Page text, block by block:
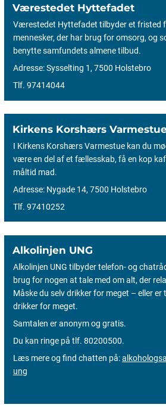
Værestedet Hyttefadet
Værestedet Hyttefadet tilbyder et fristed
mennesker, der har brug for omsorg, og
benytte samfundets almene tilbud.
Adresse: Sysselting 1, 7500 Holstebro
Tlf. 97414044
Kirkens Korshærs
I Kirkens Korshærs Varmestue kan du
være en del af et fællesskab, få en kop
måltid mad.
Adresse: Nygade 14, 7500 Holstebro
Tlf. 97410252
Alkolinjen UNG
Alkolinjen UNG tilbyder telefon- og
brug for nogen at tale med om alt, der
Måske du selv drikker for meget – eller
drikker for meget.
Samtalen er anonym og gratis.
Du kan ringe på tlf. 80200500.
Læs mere og find chatten på:
ung